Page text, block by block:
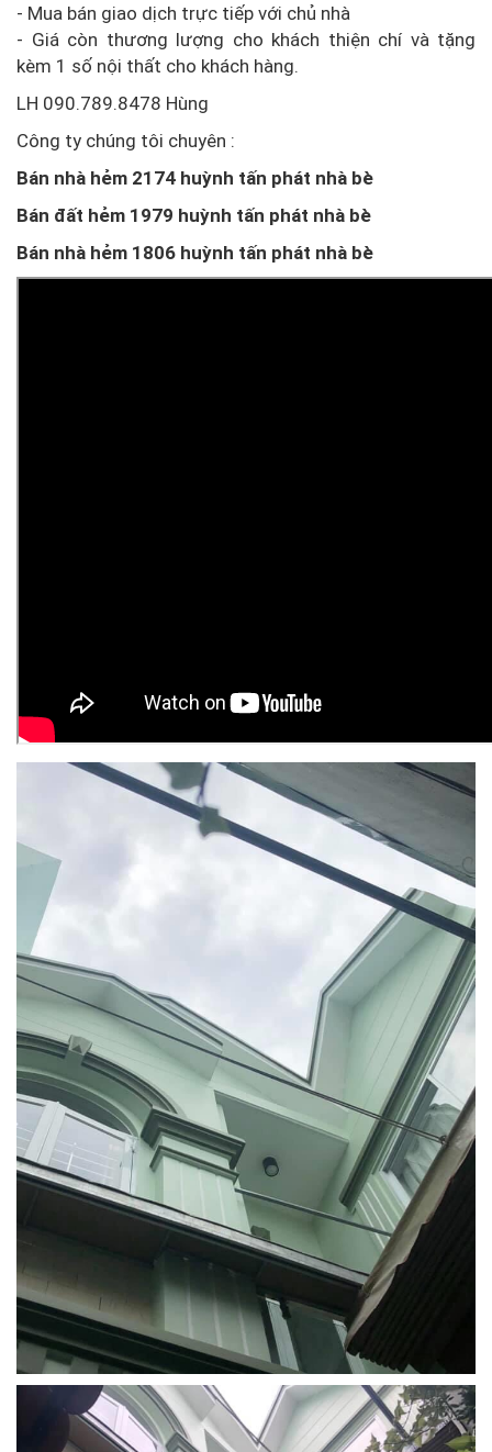
- Mua bán giao dịch trực tiếp với chủ nhà
- Giá còn thương lượng cho khách thiện chí và tặng
kèm 1 số nội thất cho khách hàng.
LH 090.789.8478 Hùng
Công ty chúng tôi chuyên :
Bán nhà hẻm 2174 huỳnh tấn phát nhà bè
Bán đất hẻm 1979 huỳnh tấn phát nhà bè
Bán nhà hẻm 1806 huỳnh tấn phát nhà bè